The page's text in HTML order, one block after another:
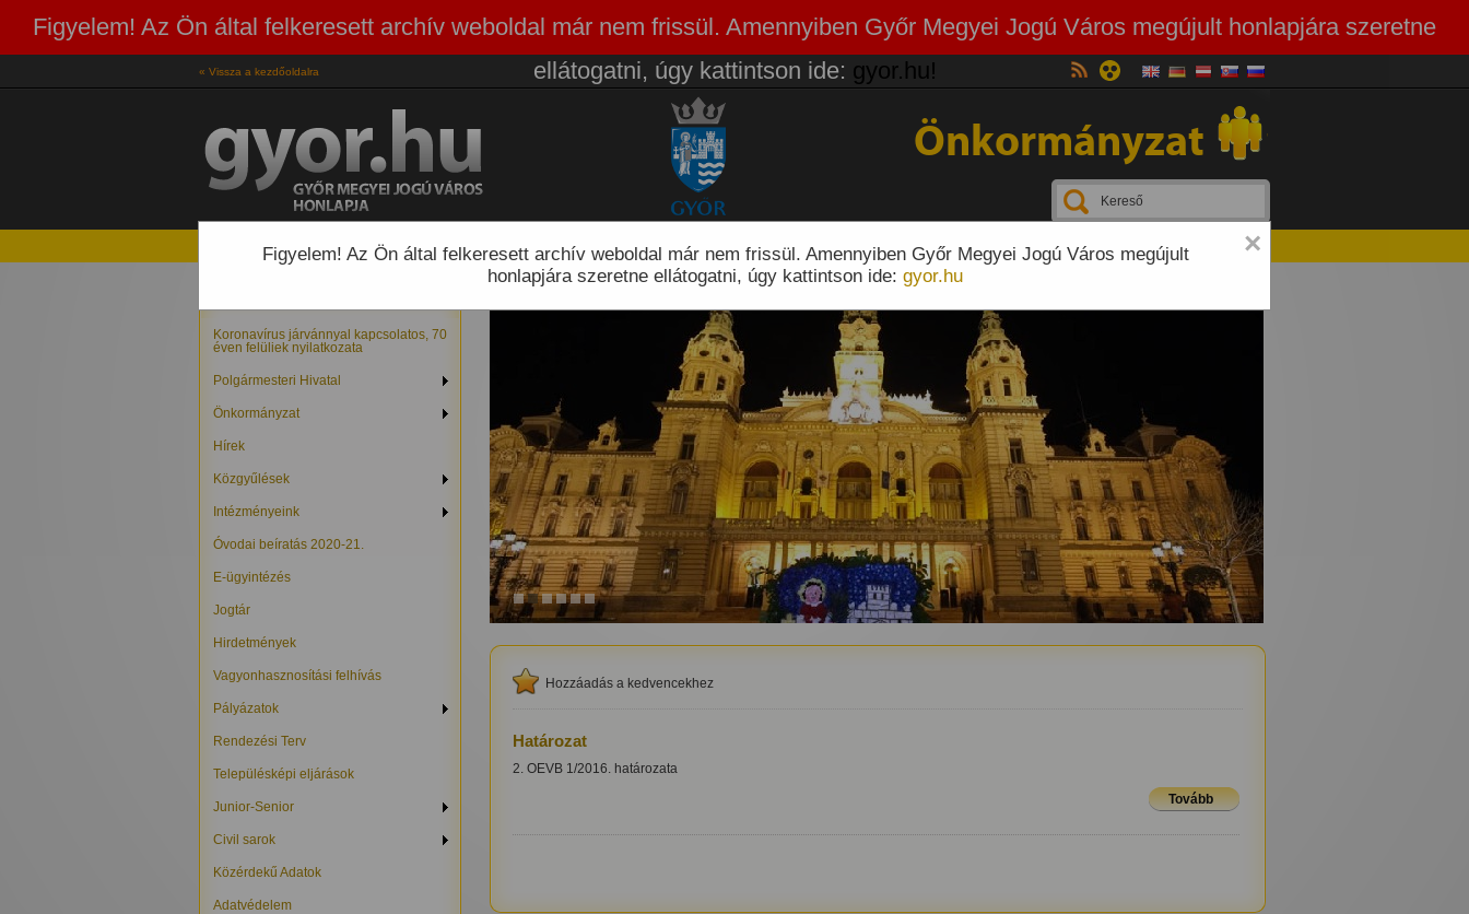
Figyelem! Az Ön által felkeresett archív weboldal már nem frissül. Amennyiben Győr Megyei Jogú Város megújult honlapjára szeretne
ellátogatni, úgy kattintson ide: gyor.hu!
×
Figyelem! Az Ön által felkeresett archív weboldal már nem frissül. Amennyiben Győr Megyei Jogú Város megújult
honlapjára szeretne ellátogatni, úgy kattintson ide:gyor.hu
« Vissza a kezdőoldalra
Önkormányzat
Koronavírus járvánnyal kapcsolatos, 70
éven felüliek nyilatkozata
Polgármesteri Hivatal
Önkormányzat
Hírek
Közgyűlések
Intézményeink
Óvodai beíratás 2020-21.
E-ügyintézés
Jogtár
Hirdetmények
Vagyonhasznosítási felhívás
Pályázatok
Rendezési Terv
Településképi eljárások
Junior-Senior
Civil sarok
Közérdekű Adatok
Adatvédelem
Hozzáadás a kedvencekhez
Határozat
2. OEVB 1/2016. határozata
Tovább